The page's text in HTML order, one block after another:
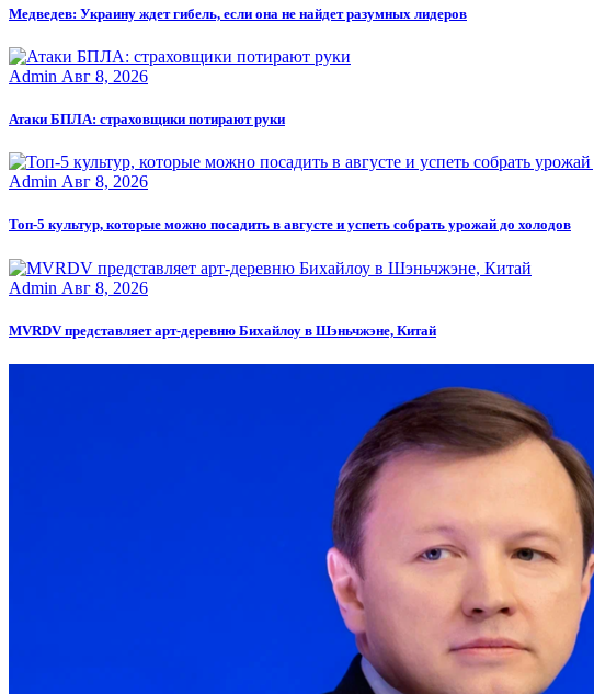
Медведев: Украину ждет гибель, если она не найдет разумных лидеров
Admin Авг 8, 2026
Атаки БПЛА: страховщики потирают руки
Admin Авг 8, 2026
Топ-5 культур, которые можно посадить в августе и успеть собрать урожай до холодов
Admin Авг 8, 2026
MVRDV представляет арт-деревню Бихайлоу в Шэньчжэне, Китай